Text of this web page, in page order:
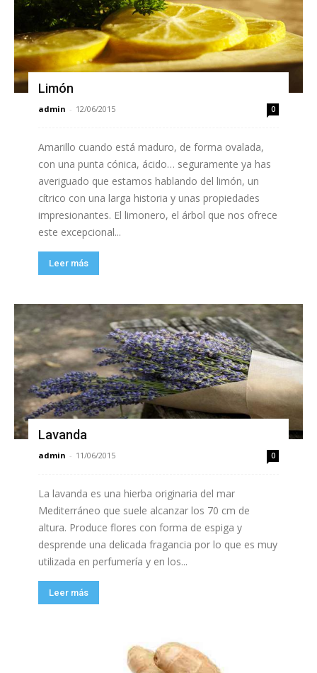
Limón
admin - 12/06/2015 0
Amarillo cuando está maduro, de forma ovalada,
con una punta cónica, ácido… seguramente ya has
averiguado que estamos hablando del limón, un
cítrico con una larga historia y unas propiedades
impresionantes. El limonero, el árbol que nos ofrece
este excepcional...
Leer más
Lavanda
admin - 11/06/2015 0
La lavanda es una hierba originaria del mar
Mediterráneo que suele alcanzar los 70 cm de
altura. Produce flores con forma de espiga y
desprende una delicada fragancia por lo que es muy
utilizada en perfumería y en los...
Leer más